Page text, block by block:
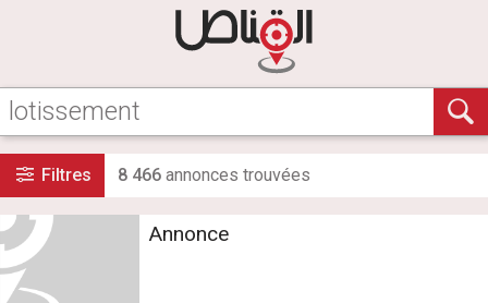
Filtres 8 466 annonces trouvées
Annonce